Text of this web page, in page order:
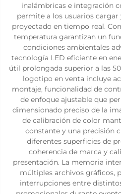
inalámbricas e integración
permite a los usuarios
proyectado en tiempo real.
temperatura garantizan un
condiciones ambientales
tecnología LED eficiente en
útil prolongada superior a las
logotipo en venta incluye
montaje, funcionalidad de
de enfoque ajustable que
dimensionado preciso de la
de calibración de color
constante y una precisión
diferentes superficies de
coherencia de marca y
presentación. La memoria
múltiples archivos gráficos,
interrupciones entre